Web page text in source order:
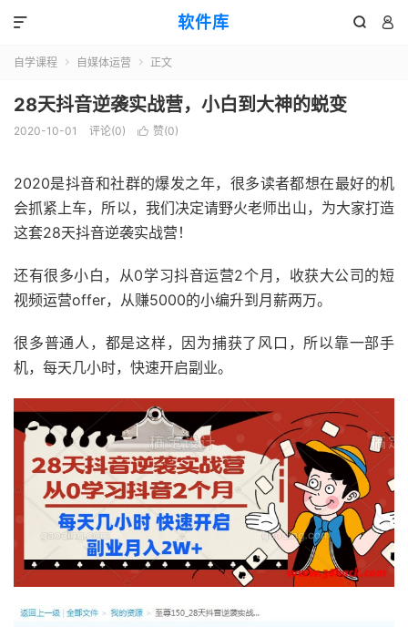
软件库  

自学课程  自媒体运营  正文
28天抖音逆袭实战营，小白到大神的蜕变
2020-10-01 评论(0)  赞(0)
2020是抖音和社群的爆发之年，很多读者都想在最好的机
会抓紧上车，所以，我们决定请野火老师出山，为大家打造
这套28天抖音逆袭实战营！
还有很多小白，从0学习抖音运营2个月，收获大公司的短
视频运营offer，从赚5000的小编升到月薪两万。
很多普通人，都是这样，因为捕获了风口，所以靠一部手
机，每天几小时，快速开启副业。